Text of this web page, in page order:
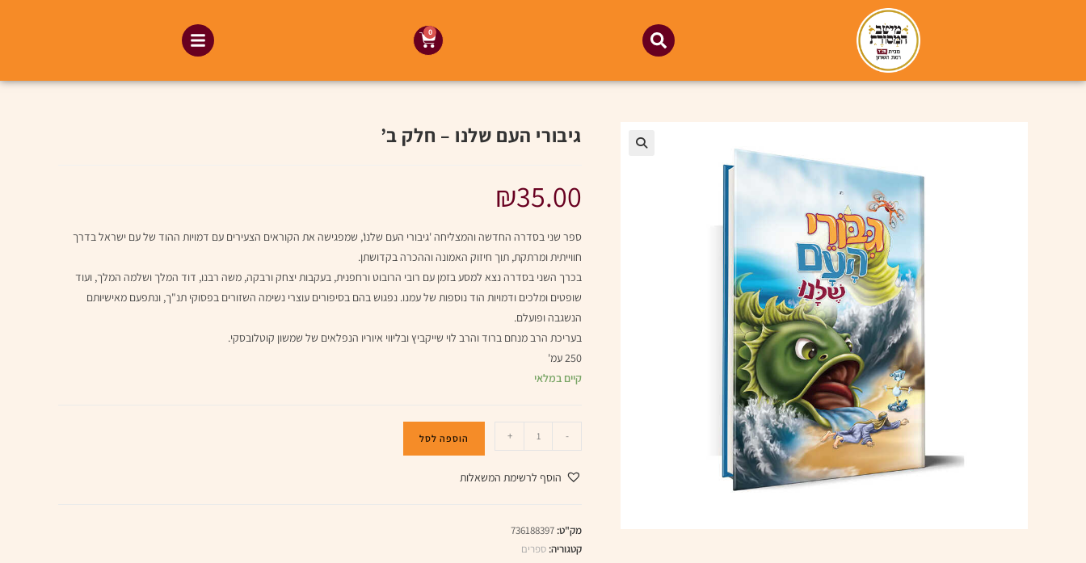
0
גיבורי העם שלנו – חלק ב’
₪35.00
ספר שני בסדרה החדשה והמצליחה 'גיבורי העם שלנו', שמפגישה את הקוראים הצעירים עם דמויות ההוד של עם ישראל בדרך
חווייתית ומרתקת, תוך חיזוק האמונה וההכרה בקדושתן.
בכרך השני בסדרה נצא למסע בזמן עם רובי הרובוט ורחפנית, בעקבות יצחק ורבקה, משה רבנו, דוד המלך ושלמה המלך, ועוד
שופטים ומלכים ודמויות הוד נוספות של עמנו. נפגוש בהם בסיפורים עוצרי נשימה השזורים בפסוקי תנ"ך, ונתפעם מאישיותם
הנשגבה ופועלם.
בעריכת הרב מנחם ברוד והרב לוי שייקביץ ובליווי איוריו הנפלאים של שמשון קוטלובסקי.
250 עמ'
קיים במלאי
-
+ הוספה לסל
הוסף לרשימת המשאלות
מק"ט: 736188397
קטגוריה: ספרים